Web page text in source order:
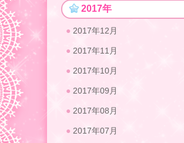
2017年
2017年12月
2017年11月
2017年10月
2017年09月
2017年08月
2017年07月